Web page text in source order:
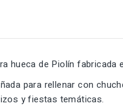
hueca de Piolín fabricada
para rellenar con
y fiestas temáticas.